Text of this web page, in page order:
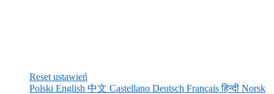
Reset ustawień
Polski English 中文 Castellano Deutsch Françaisहिन्दी Norsk